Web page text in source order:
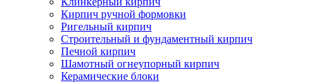
Кирпич ручной формовки
Ригельный кирпич
Строительный и фундаментный кирпич
Печной кирпич
Шамотный огнеупорный кирпич
Керамические блоки